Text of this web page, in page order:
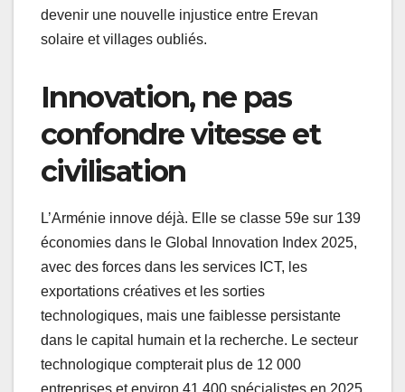
devenir une nouvelle injustice entre Erevan
solaire et villages oubliés.
Innovation, ne pas
confondre vitesse et
civilisation
L’Arménie innove déjà. Elle se classe 59e sur 139
économies dans le Global Innovation Index 2025,
avec des forces dans les services ICT, les
exportations créatives et les sorties
technologiques, mais une faiblesse persistante
dans le capital humain et la recherche. Le secteur
technologique compterait plus de 12 000